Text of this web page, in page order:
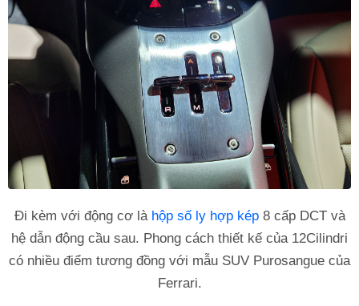
Đi kèm với động cơ là hộp số ly hợp kép8 cấp DCT và
hệ dẫn động cầu sau. Phong cách thiết kế của 12Cilindri
có nhiều điểm tương đồng với mẫu SUV Purosangue của
Ferrari.